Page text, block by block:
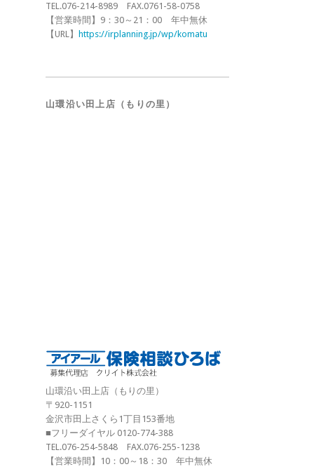
TEL.076-214-8989 FAX.0761-58-0758
【営業時間】9：30～21：00 年中無休
【URL】
https://irplanning.jp/wp/komatu
山環沿い田上店（もりの里）
山環沿い田上店（もりの里）
〒920-1151
金沢市田上さくら1丁目153番地
■フリーダイヤル 0120-774-388
TEL.076-254-5848 FAX.076-255-1238
【営業時間】10：00～18：30 年中無休